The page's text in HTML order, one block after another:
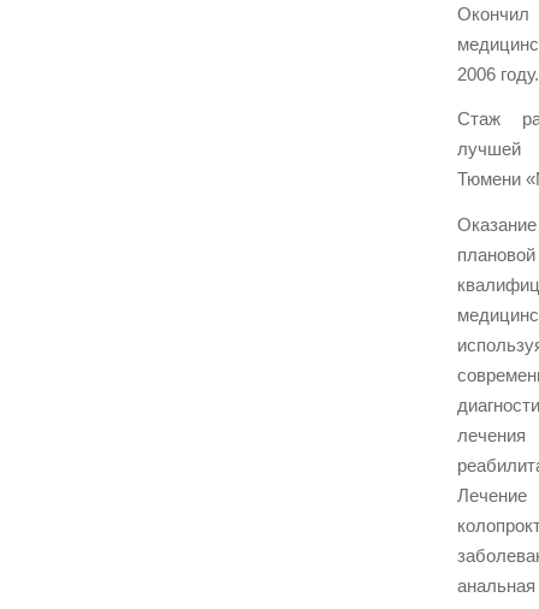
2006 году.
Стаж
лучшей
Тюмени
плановой